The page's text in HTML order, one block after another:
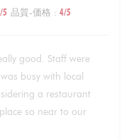
/5 品質-価格 : 4/5
good. Staff were
busy with local
a restaurant
so near to our